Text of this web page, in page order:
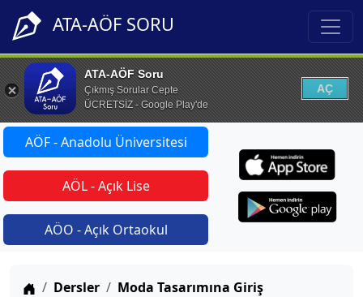
ATA-AÖF SORU
ATA-AÖF Soru
Çıkmış Sorular Cepte
ÜCRETSİZ - Google Play'de
AÇ
AÖF - Anadolu Üniversitesi
AÖL - Açık Lise
AÖO - Açık Ortaokul
Anasayfa
Dersler
Moda Tasarımına Giriş